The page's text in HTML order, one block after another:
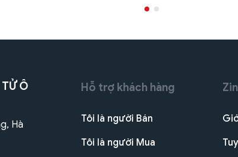
Ô
Hà
Hỗ trợ khách hàng
Tôi là người Bán
Tôi là người Mua